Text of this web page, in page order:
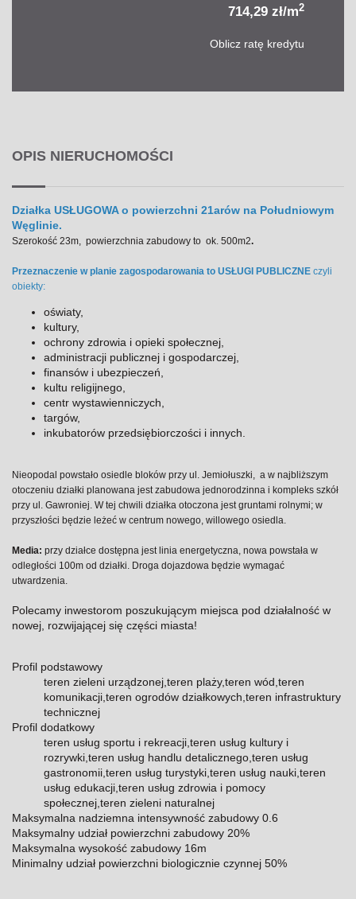
714,29 zł/m2
Oblicz ratę kredytu
OPIS NIERUCHOMOŚCI
Działka USŁUGOWA o powierzchni 21arów na Południowym
Węglinie.
Szerokość 23m, powierzchnia zabudowy to ok. 500m2.
Przeznaczenie w planie zagospodarowania to USŁUGI PUBLICZNE czyli
obiekty:
oświaty,
kultury,
ochrony zdrowia i opieki społecznej,
administracji publicznej i gospodarczej,
finansów i ubezpieczeń,
kultu religijnego,
centr wystawienniczych,
targów,
inkubatorów przedsiębiorczości i innych.
Nieopodal powstało osiedle bloków przy ul. Jemiołuszki, a w najbliższym
otoczeniu działki planowana jest zabudowa jednorodzinna i kompleks szkół
przy ul. Gawroniej. W tej chwili działka otoczona jest gruntami rolnymi; w
przyszłości będzie leżeć w centrum nowego, willowego osiedla.
Media: przy działce dostępna jest linia energetyczna, nowa powstała w
odległości 100m od działki. Droga dojazdowa będzie wymagać
utwardzenia.
Polecamy inwestorom poszukującym miejsca pod działalność w
nowej, rozwijającej się części miasta!
Profil podstawowy
teren zieleni urządzonej,teren plaży,teren wód,teren
komunikacji,teren ogrodów działkowych,teren infrastruktury
technicznej
Profil dodatkowy
teren usług sportu i rekreacji,teren usług kultury i
rozrywki,teren usług handlu detalicznego,teren usług
gastronomii,teren usług turystyki,teren usług nauki,teren
usług edukacji,teren usług zdrowia i pomocy
społecznej,teren zieleni naturalnej
Maksymalna nadziemna intensywność zabudowy 0.6
Maksymalny udział powierzchni zabudowy 20%
Maksymalna wysokość zabudowy 16m
Minimalny udział powierzchni biologicznie czynnej 50%